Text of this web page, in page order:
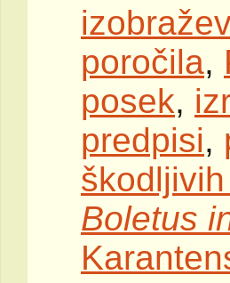
poročila,
posek,
predpisi,
Boletus